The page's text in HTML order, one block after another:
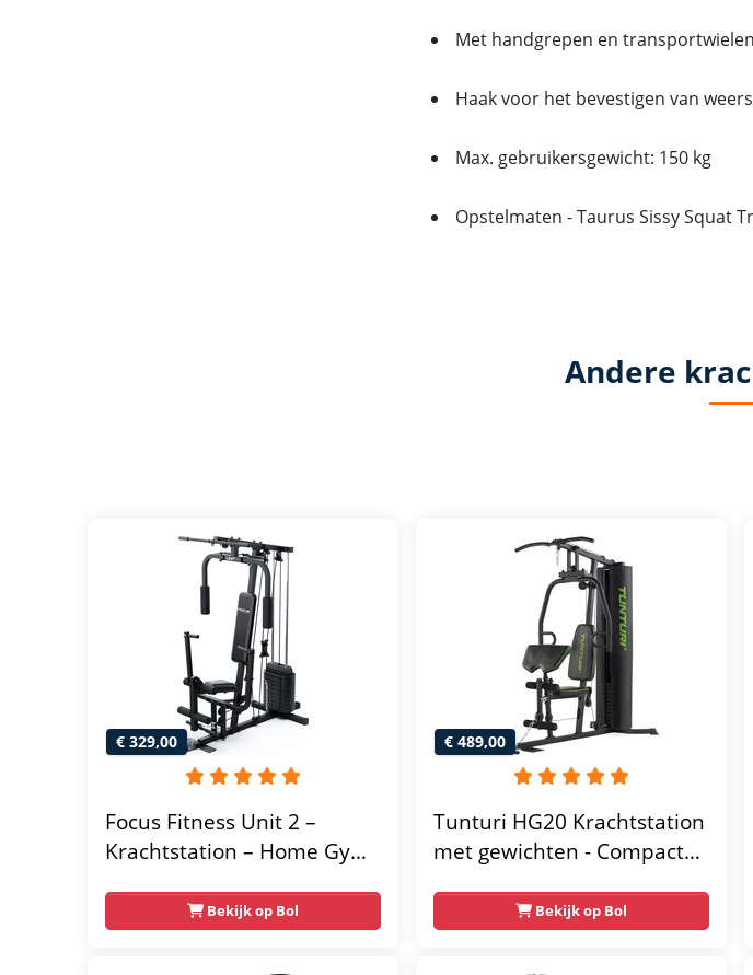
Met handgrepen en transportwielen
Haak voor het bevestigen van
Max. gebruikersgewicht: 150 kg
Opstelmaten - Taurus Sissy Squat
Andere
€ 329,00
Focus Fitness Unit 2 –
Krachtstation – Home Gym
Bekijk op Bol
€ 489,00
Tunturi HG20 Krachtstation
met gewichten - Compacte
Fitness krachtstation voor
thuis - Compact en
multifunctioneel - Incl.
Bekijk op Bol